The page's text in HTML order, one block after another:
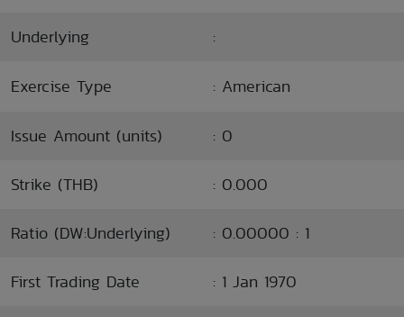
Underlying :
Exercise Type : American
Issue Amount (units) : 0
Strike (THB) : 0.000
Ratio (DW:Underlying) : 0.00000 : 1
First Trading Date : 1 Jan 1970